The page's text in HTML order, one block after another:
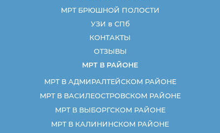
МРТ БРЮШНОЙ ПОЛОСТИ
УЗИ в СПб
КОНТАКТЫ
ОТЗЫВЫ
МРТ В РАЙОНЕ
МРТ В АДМИРАЛТЕЙСКОМ РАЙОНЕ
МРТ В ВАСИЛЕОСТРОВСКОМ РАЙОНЕ
МРТ В ВЫБОРГСКОМ РАЙОНЕ
МРТ В КАЛИНИНСКОМ РАЙОНЕ